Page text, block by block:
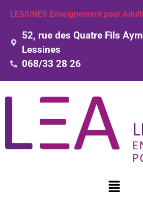
LESSINES Enseignement pour
52, rue des Quatre Fils
Lessines
068/33 28 26